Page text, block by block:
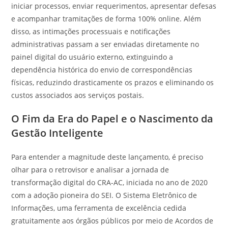
iniciar processos, enviar requerimentos, apresentar defesas
e acompanhar tramitações de forma 100% online. Além
disso, as intimações processuais e notificações
administrativas passam a ser enviadas diretamente no
painel digital do usuário externo, extinguindo a
dependência histórica do envio de correspondências
físicas, reduzindo drasticamente os prazos e eliminando os
custos associados aos serviços postais.
O Fim da Era do Papel e o Nascimento da
Gestão Inteligente
Para entender a magnitude deste lançamento, é preciso
olhar para o retrovisor e analisar a jornada de
transformação digital do CRA-AC, iniciada no ano de 2020
com a adoção pioneira do SEI. O Sistema Eletrônico de
Informações, uma ferramenta de excelência cedida
gratuitamente aos órgãos públicos por meio de Acordos de